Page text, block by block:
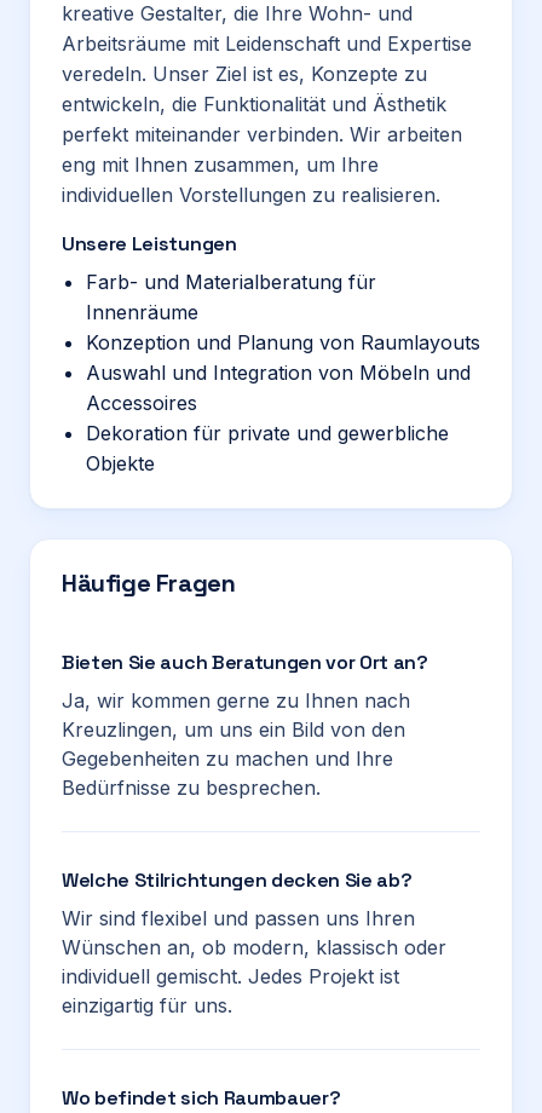
kreative Gestalter, die Ihre Wohn- und
Arbeitsräume mit Leidenschaft und Expertise
veredeln. Unser Ziel ist es, Konzepte zu
entwickeln, die Funktionalität und Ästhetik
perfekt miteinander verbinden. Wir arbeiten
eng mit Ihnen zusammen, um Ihre
individuellen Vorstellungen zu realisieren.
Unsere Leistungen
Farb- und Materialberatung für
Innenräume
Konzeption und Planung von Raumlayouts
Auswahl und Integration von Möbeln und
Accessoires
Dekoration für private und gewerbliche
Objekte
Häufige Fragen
Bieten Sie auch Beratungen vor Ort an?
Ja, wir kommen gerne zu Ihnen nach
Kreuzlingen, um uns ein Bild von den
Gegebenheiten zu machen und Ihre
Bedürfnisse zu besprechen.
Welche Stilrichtungen decken Sie ab?
Wir sind flexibel und passen uns Ihren
Wünschen an, ob modern, klassisch oder
individuell gemischt. Jedes Projekt ist
einzigartig für uns.
Wo befindet sich Raumbauer?